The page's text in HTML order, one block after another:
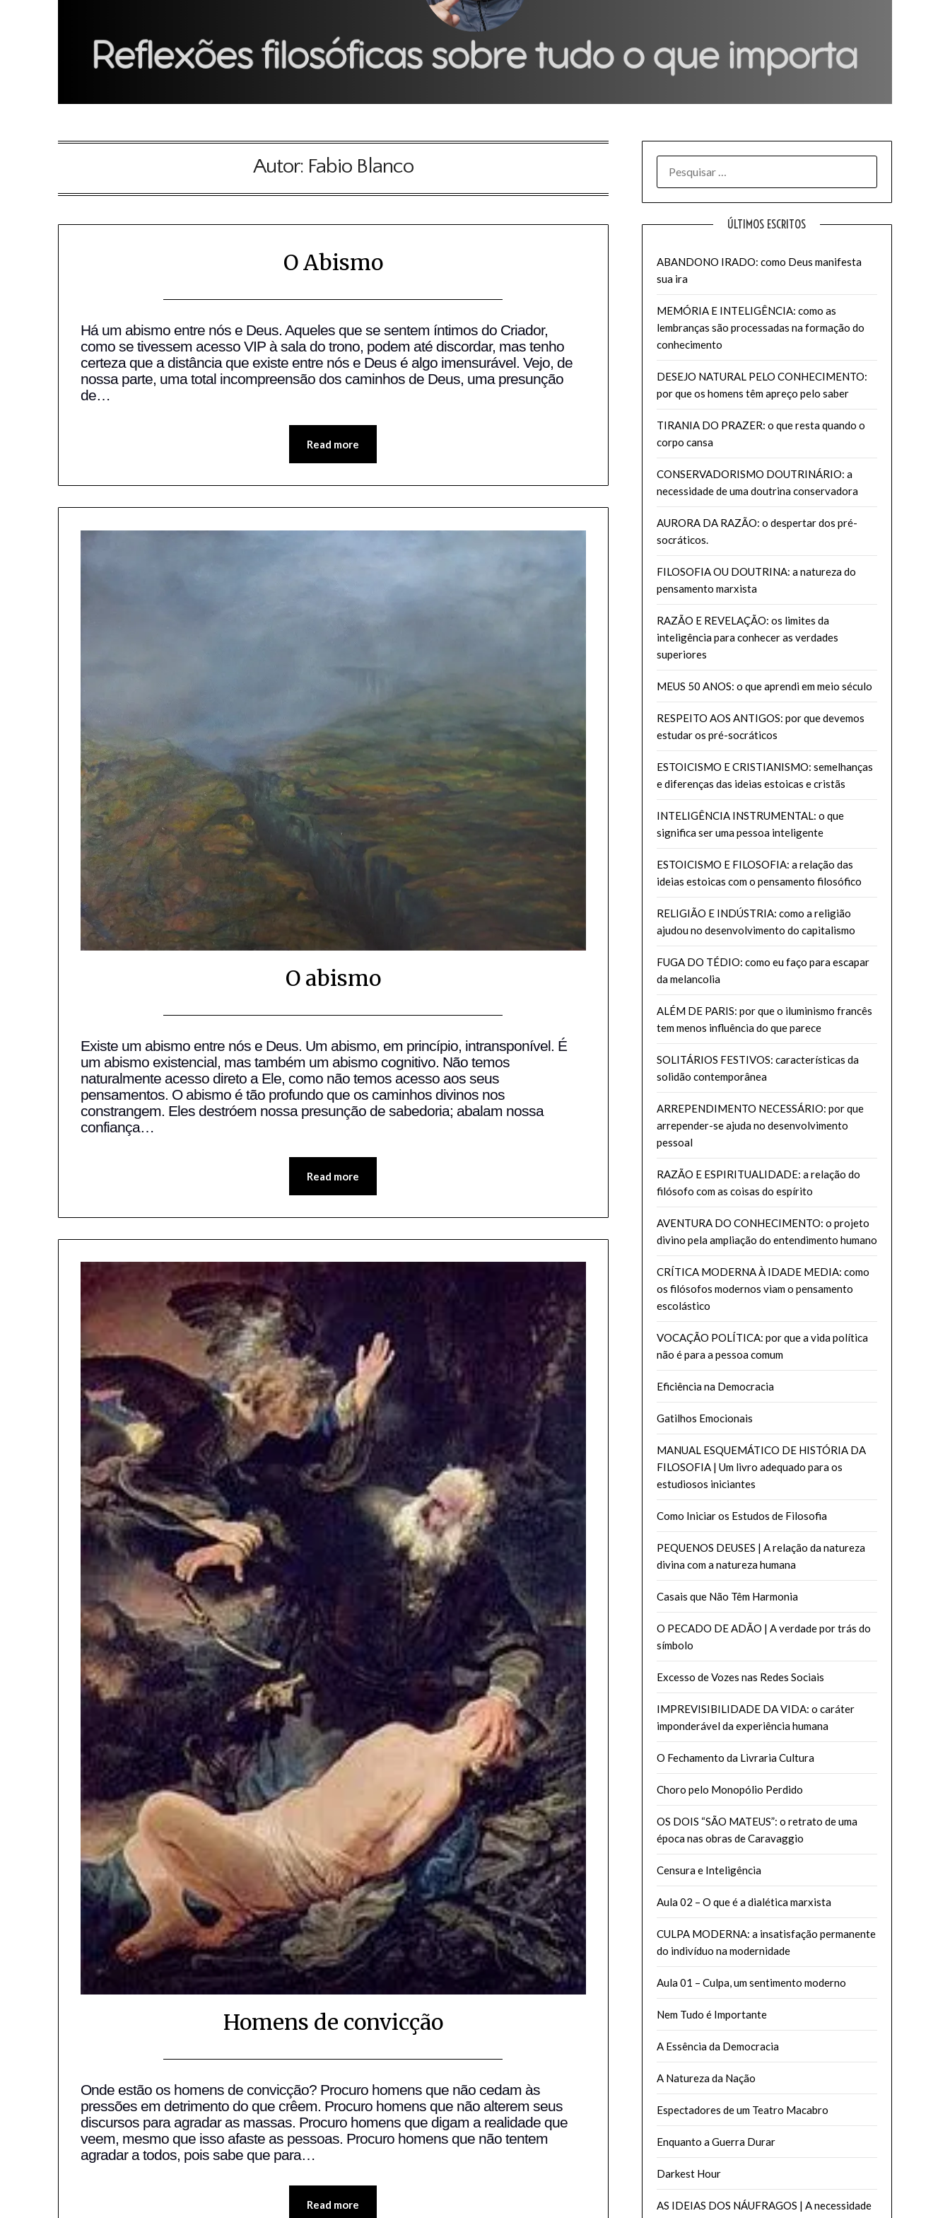
Autor: Fabio Blanco
O Abismo
on
13/01/2006
Fabio
Blanco
Há um abismo entre nós e Deus. Aqueles que se sentem íntimos do Criador,
como se tivessem acesso VIP à sala do trono, podem até discordar, mas tenho
certeza que a distância que existe entre nós e Deus é algo imensurável. Vejo, de
nossa parte, uma total incompreensão dos caminhos de Deus, uma presunção
de…
Read more
O abismo
on
13/01/2006
Fabio
Blanco
Existe um abismo entre nós e Deus. Um abismo, em princípio, intransponível. É
um abismo existencial, mas também um abismo cognitivo. Não temos
naturalmente acesso direto a Ele, como não temos acesso aos seus
pensamentos. O abismo é tão profundo que os caminhos divinos nos
constrangem. Eles destróem nossa presunção de sabedoria; abalam nossa
confiança…
Read more
Homens de convicção
on
13/09/2005
Fabio
Blanco
Onde estão os homens de convicção? Procuro homens que não cedam às
pressões em detrimento do que crêem. Procuro homens que não alterem seus
discursos para agradar as massas. Procuro homens que digam a realidade que
veem, mesmo que isso afaste as pessoas. Procuro homens que não tentem
agradar a todos, pois sabe que para…
Read more
POR:
ÚLTIMOS ESCRITOS
ABANDONO IRADO: como Deus manifesta
sua ira
MEMÓRIA E INTELIGÊNCIA: como as
lembranças são processadas na formação do
conhecimento
DESEJO NATURAL PELO CONHECIMENTO:
por que os homens têm apreço pelo saber
TIRANIA DO PRAZER: o que resta quando o
corpo cansa
CONSERVADORISMO DOUTRINÁRIO: a
necessidade de uma doutrina conservadora
AURORA DA RAZÃO: o despertar dos pré-
socráticos.
FILOSOFIA OU DOUTRINA: a natureza do
pensamento marxista
RAZÃO E REVELAÇÃO: os limites da
inteligência para conhecer as verdades
superiores
MEUS 50 ANOS: o que aprendi em meio século
RESPEITO AOS ANTIGOS: por que devemos
estudar os pré-socráticos
ESTOICISMO E CRISTIANISMO: semelhanças
e diferenças das ideias estoicas e cristãs
INTELIGÊNCIA INSTRUMENTAL: o que
significa ser uma pessoa inteligente
ESTOICISMO E FILOSOFIA: a relação das
ideias estoicas com o pensamento filosófico
RELIGIÃO E INDÚSTRIA: como a religião
ajudou no desenvolvimento do capitalismo
FUGA DO TÉDIO: como eu faço para escapar
da melancolia
ALÉM DE PARIS: por que o iluminismo francês
tem menos influência do que parece
SOLITÁRIOS FESTIVOS: características da
solidão contemporânea
ARREPENDIMENTO NECESSÁRIO: por que
arrepender-se ajuda no desenvolvimento
pessoal
RAZÃO E ESPIRITUALIDADE: a relação do
filósofo com as coisas do espírito
AVENTURA DO CONHECIMENTO: o projeto
divino pela ampliação do entendimento humano
CRÍTICA MODERNA À IDADE MEDIA: como
os filósofos modernos viam o pensamento
escolástico
VOCAÇÃO POLÍTICA: por que a vida política
não é para a pessoa comum
Eficiência na Democracia
Gatilhos Emocionais
MANUAL ESQUEMÁTICO DE HISTÓRIA DA
FILOSOFIA | Um livro adequado para os
estudiosos iniciantes
Como Iniciar os Estudos de Filosofia
PEQUENOS DEUSES | A relação da natureza
divina com a natureza humana
Casais que Não Têm Harmonia
O PECADO DE ADÃO | A verdade por trás do
símbolo
Excesso de Vozes nas Redes Sociais
IMPREVISIBILIDADE DA VIDA: o caráter
imponderável da experiência humana
O Fechamento da Livraria Cultura
Choro pelo Monopólio Perdido
OS DOIS “SÃO MATEUS”: o retrato de uma
época nas obras de Caravaggio
Censura e Inteligência
Aula 02 – O que é a dialética marxista
CULPA MODERNA: a insatisfação permanente
do indivíduo na modernidade
Aula 01 – Culpa, um sentimento moderno
Nem Tudo é Importante
A Essência da Democracia
A Natureza da Nação
Espectadores de um Teatro Macabro
Enquanto a Guerra Durar
Darkest Hour
AS IDEIAS DOS NÁUFRAGOS | A necessidade